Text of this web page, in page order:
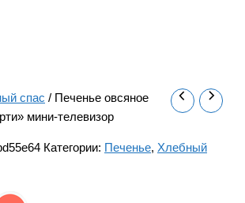
спас / Печенье овсяное
мини-телевизор
Категории: Печенье, Хлебный